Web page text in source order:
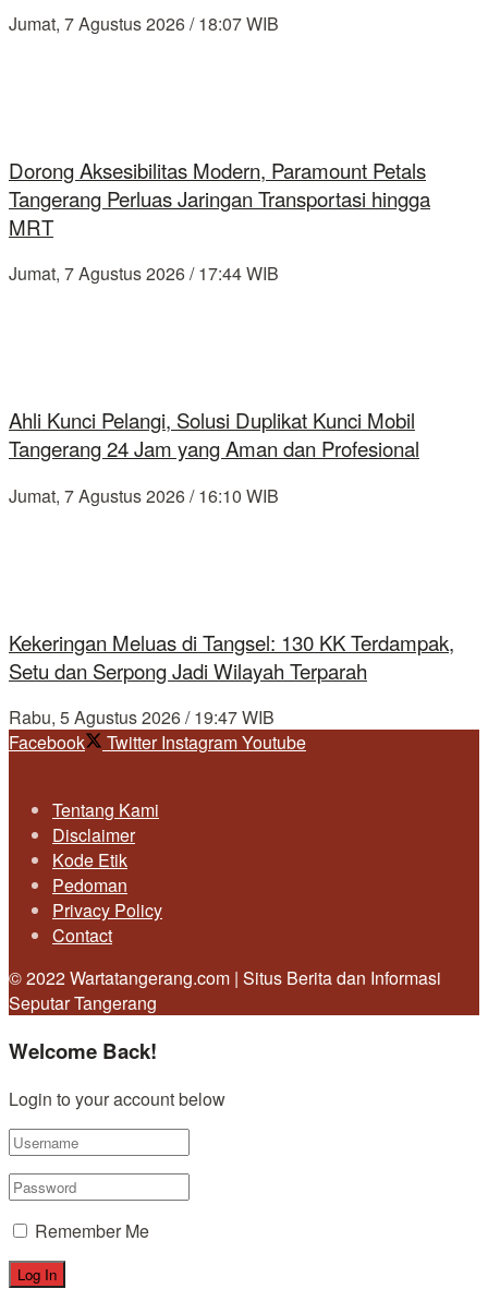
Jumat, 7 Agustus 2026 / 18:07 WIB
Dorong Aksesibilitas Modern, Paramount Petals
Tangerang Perluas Jaringan Transportasi hingga
MRT
Jumat, 7 Agustus 2026 / 17:44 WIB
Ahli Kunci Pelangi, Solusi Duplikat Kunci Mobil
Tangerang 24 Jam yang Aman dan Profesional
Jumat, 7 Agustus 2026 / 16:10 WIB
Kekeringan Meluas di Tangsel: 130 KK Terdampak,
Setu dan Serpong Jadi Wilayah Terparah
Rabu, 5 Agustus 2026 / 19:47 WIB
Facebook
Twitter InstagramYoutube
Tentang Kami
Disclaimer
Kode Etik
Pedoman
Privacy Policy
Contact
© 2022 Wartatangerang.com | Situs Berita dan Informasi
Seputar Tangerang
Welcome Back!
Login to your account below
Remember Me